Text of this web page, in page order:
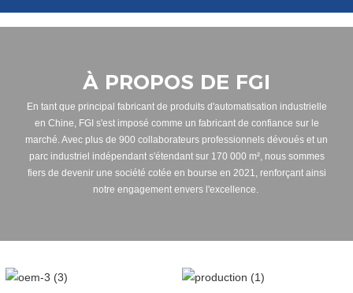
À PROPOS DE FGI
En tant que principal fabricant de produits d'automatisation industrielle
en Chine, FGI s'est imposé comme un fabricant de confiance sur le
marché. Avec plus de 900 collaborateurs professionnels dévoués et un
parc industriel indépendant s'étendant sur 170 000 m², nous sommes
fiers de devenir une société cotée en bourse en 2021, renforçant ainsi
notre engagement envers l'excellence.